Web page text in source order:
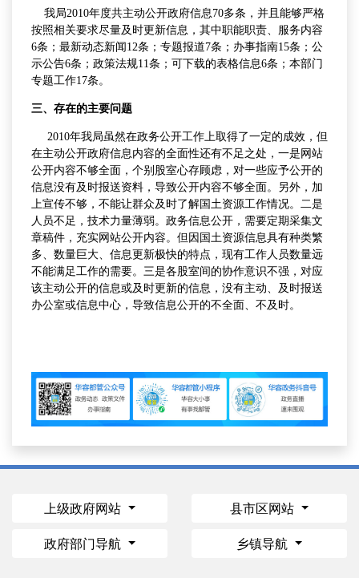
我局2010年度共主动公开政府信息70多条，并且能够严格
按照相关要求尽量及时更新信息，其中职能职责、服务内容
6条；最新动态新闻12条；专题报道7条；办事指南15条；公
示公告6条；政策法规11条；可下载的表格信息6条；本部门
专题工作17条。
三、存在的主要问题
2010年我局虽然在政务公开工作上取得了一定的成效，但
在主动公开政府信息内容的全面性还有不足之处，一是网站
公开内容不够全面，个别股室心存顾虑，对一些应予公开的
信息没有及时报送资料，导致公开内容不够全面。另外，加
上宣传不够，不能让群众及时了解国土资源工作情况。二是
人员不足，技术力量薄弱。政务信息公开，需要定期采集文
章稿件，充实网站公开内容。但因国土资源信息具有种类繁
多、数量巨大、信息更新极快的特点，现有工作人员数量远
不能满足工作的需要。三是各股室间的协作意识不强，对应
该主动公开的信息或及时更新的信息，没有主动、及时报送
办公室或信息中心，导致信息公开的不全面、不及时。
上级政府网站 县市区网站
政府部门导航 乡镇导航